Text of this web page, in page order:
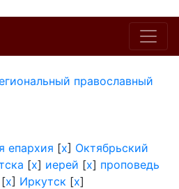
православный
епархия [x] Октябрьский
[x] иерей [x] проповедь
[x] Иркутск [x]